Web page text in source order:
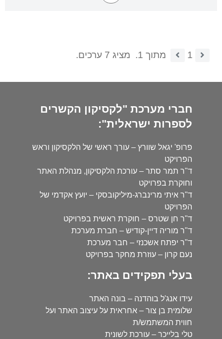
1 מתוך 1. מציג 7 ערכים.
חברי מערכת "לקסיקון הקשרים
לספרות ישראלית":
פרופ' יגאל שוורץ – עורך ראשי של הלקסיקון וראש
הפרויקט
ד"ר תמר סתר – עורכת הלקסיקון, מנהלת האתר
וחוקרת בפרויקט
ד"ר איתי מרינברג-מיליקובסקי – יועץ אקדמי של
הפרויקט
ד"ר חן שטרס – חוקרת ראשית בפרויקט
ד"ר מוריה דיין-קודיש – חברת מערכת
ד"ר יפתח אשכנזי – חבר מערכת
נעם קרון – עוזרת מחקר בפרויקט
בעלי תפקידים באתר:
עידו אנג'ל בוהדנה – בונה האתר
שלומית בן צור – אחראית על עיצוב האתר ועל
חווית המשתמש/ת
טלי בלייכר – עורכת לשונית